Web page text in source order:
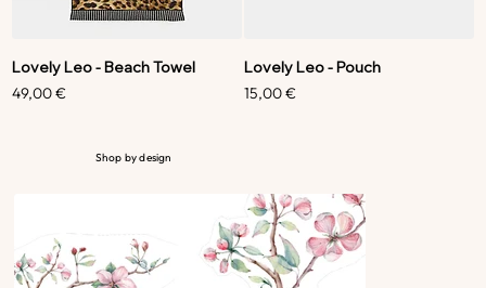
Lovely Leo - Beach Towel
Preis
49,00 €
Lovely Leo - Pouch
Preis
15,00 €
Shop by design